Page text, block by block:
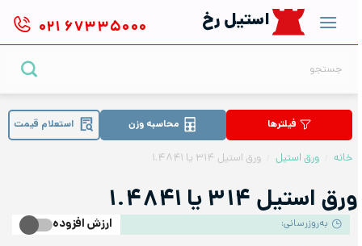
استیل رخ ۰۲۱۶۷۳۳۵۰۰۰
فیلترها محاسبه وزن استعلام قیمت
خانه ورق استیل ورق استیل ۳۱۴ یا ۱.۴۸۴۱
ورق استیل ۳۱۴ یا ۱.۴۸۴۱
به‌روزرسانی: ارزش افزوده